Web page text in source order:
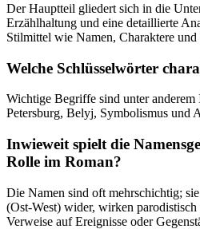
Der Hauptteil gliedert sich in die
Erzählhaltung und eine detaillierte
Stilmittel wie Namen, Charaktere und
Welche Schlüsselwörter
Wichtige Begriffe sind unter
Petersburg, Belyj, Symbolismus und
Inwieweit spielt die
Rolle im Roman?
Die Namen sind oft mehrschichtig;
(Ost-West) wider, wirken
Verweise auf Ereignisse oder